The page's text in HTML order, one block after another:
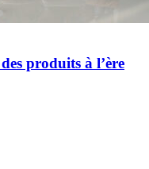
produits à l’ère